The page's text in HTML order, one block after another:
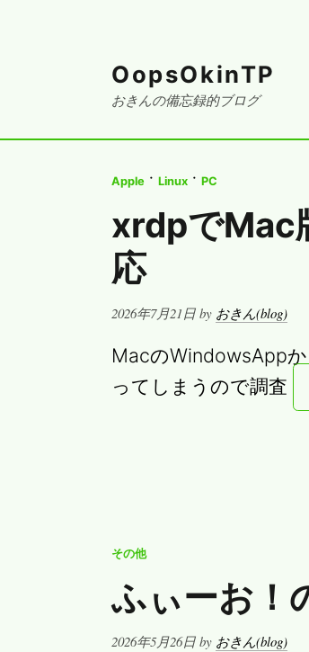
OopsOkinTP
おきんの備忘録的ブログ
Apple ·Linux ·PC
xrdpでMac
応
Posted
2026年7月21日 by おきん(blog)
MacのWindowsApp
ってしまうので調査
その他
ふぃーお！
Posted
2026年5月26日 by おきん(blog)